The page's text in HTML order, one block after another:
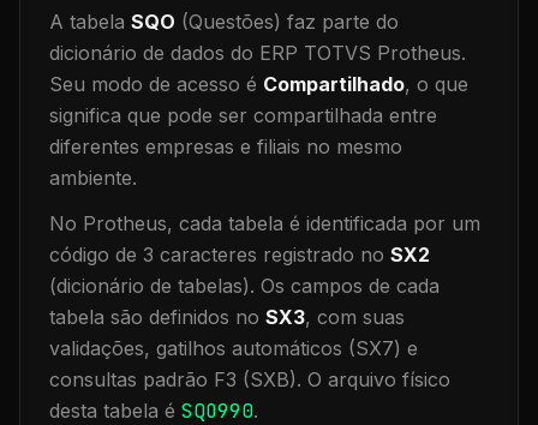
A tabela SQO (Questões) faz parte do
dicionário de dados do ERP TOTVS Protheus.
Seu modo de acesso é Compartilhado, o que
significa que pode ser compartilhada entre
diferentes empresas e filiais no mesmo
ambiente.
No Protheus, cada tabela é identificada por um
código de 3 caracteres registrado no SX2
(dicionário de tabelas). Os campos de cada
tabela são definidos no SX3, com suas
validações, gatilhos automáticos (SX7) e
consultas padrão F3 (SXB). O arquivo físico
desta tabela é SQO990.